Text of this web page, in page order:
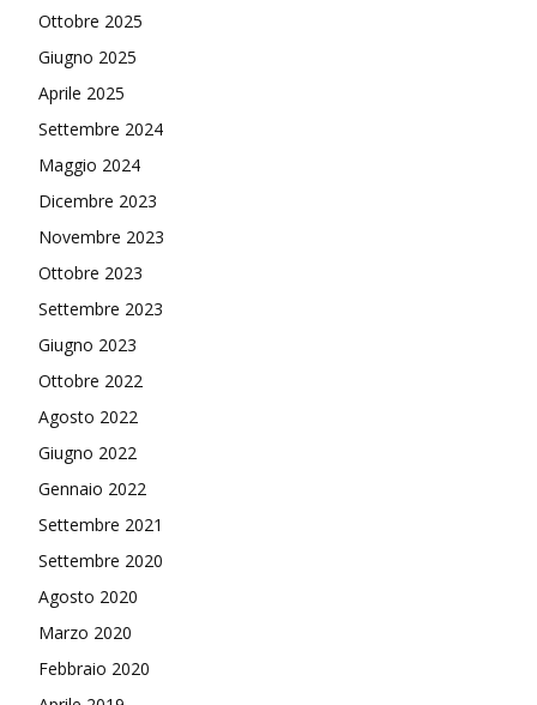
Ottobre 2025
Giugno 2025
Aprile 2025
Settembre 2024
Maggio 2024
Dicembre 2023
Novembre 2023
Ottobre 2023
Settembre 2023
Giugno 2023
Ottobre 2022
Agosto 2022
Giugno 2022
Gennaio 2022
Settembre 2021
Settembre 2020
Agosto 2020
Marzo 2020
Febbraio 2020